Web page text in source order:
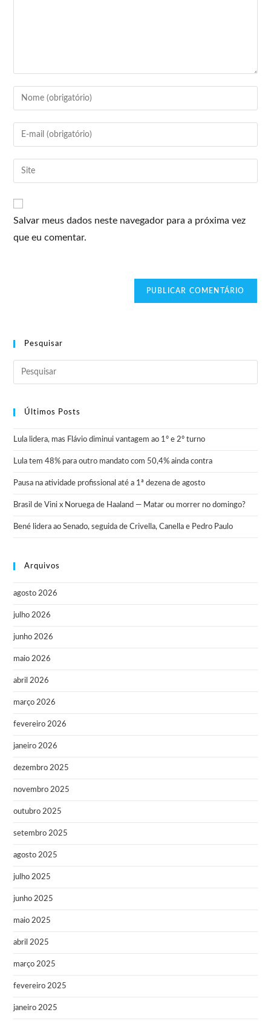
Salvar meus dados neste navegador para a próxima vez
que eu comentar.
Pesquisar
Últimos Posts
Lula lidera, mas Flávio diminui vantagem ao 1º e 2º turno
Lula tem 48% para outro mandato com 50,4% ainda contra
Pausa na atividade profissional até a 1ª dezena de agosto
Brasil de Vini x Noruega de Haaland — Matar ou morrer no domingo?
Bené lidera ao Senado, seguida de Crivella, Canella e Pedro Paulo
Arquivos
agosto 2026
julho 2026
junho 2026
maio 2026
abril 2026
março 2026
fevereiro 2026
janeiro 2026
dezembro 2025
novembro 2025
outubro 2025
setembro 2025
agosto 2025
julho 2025
junho 2025
maio 2025
abril 2025
março 2025
fevereiro 2025
janeiro 2025